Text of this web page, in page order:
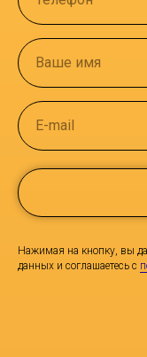
Ваше имя
E-mail
Нажимая на кнопку, вы
данных и соглашаетесь c